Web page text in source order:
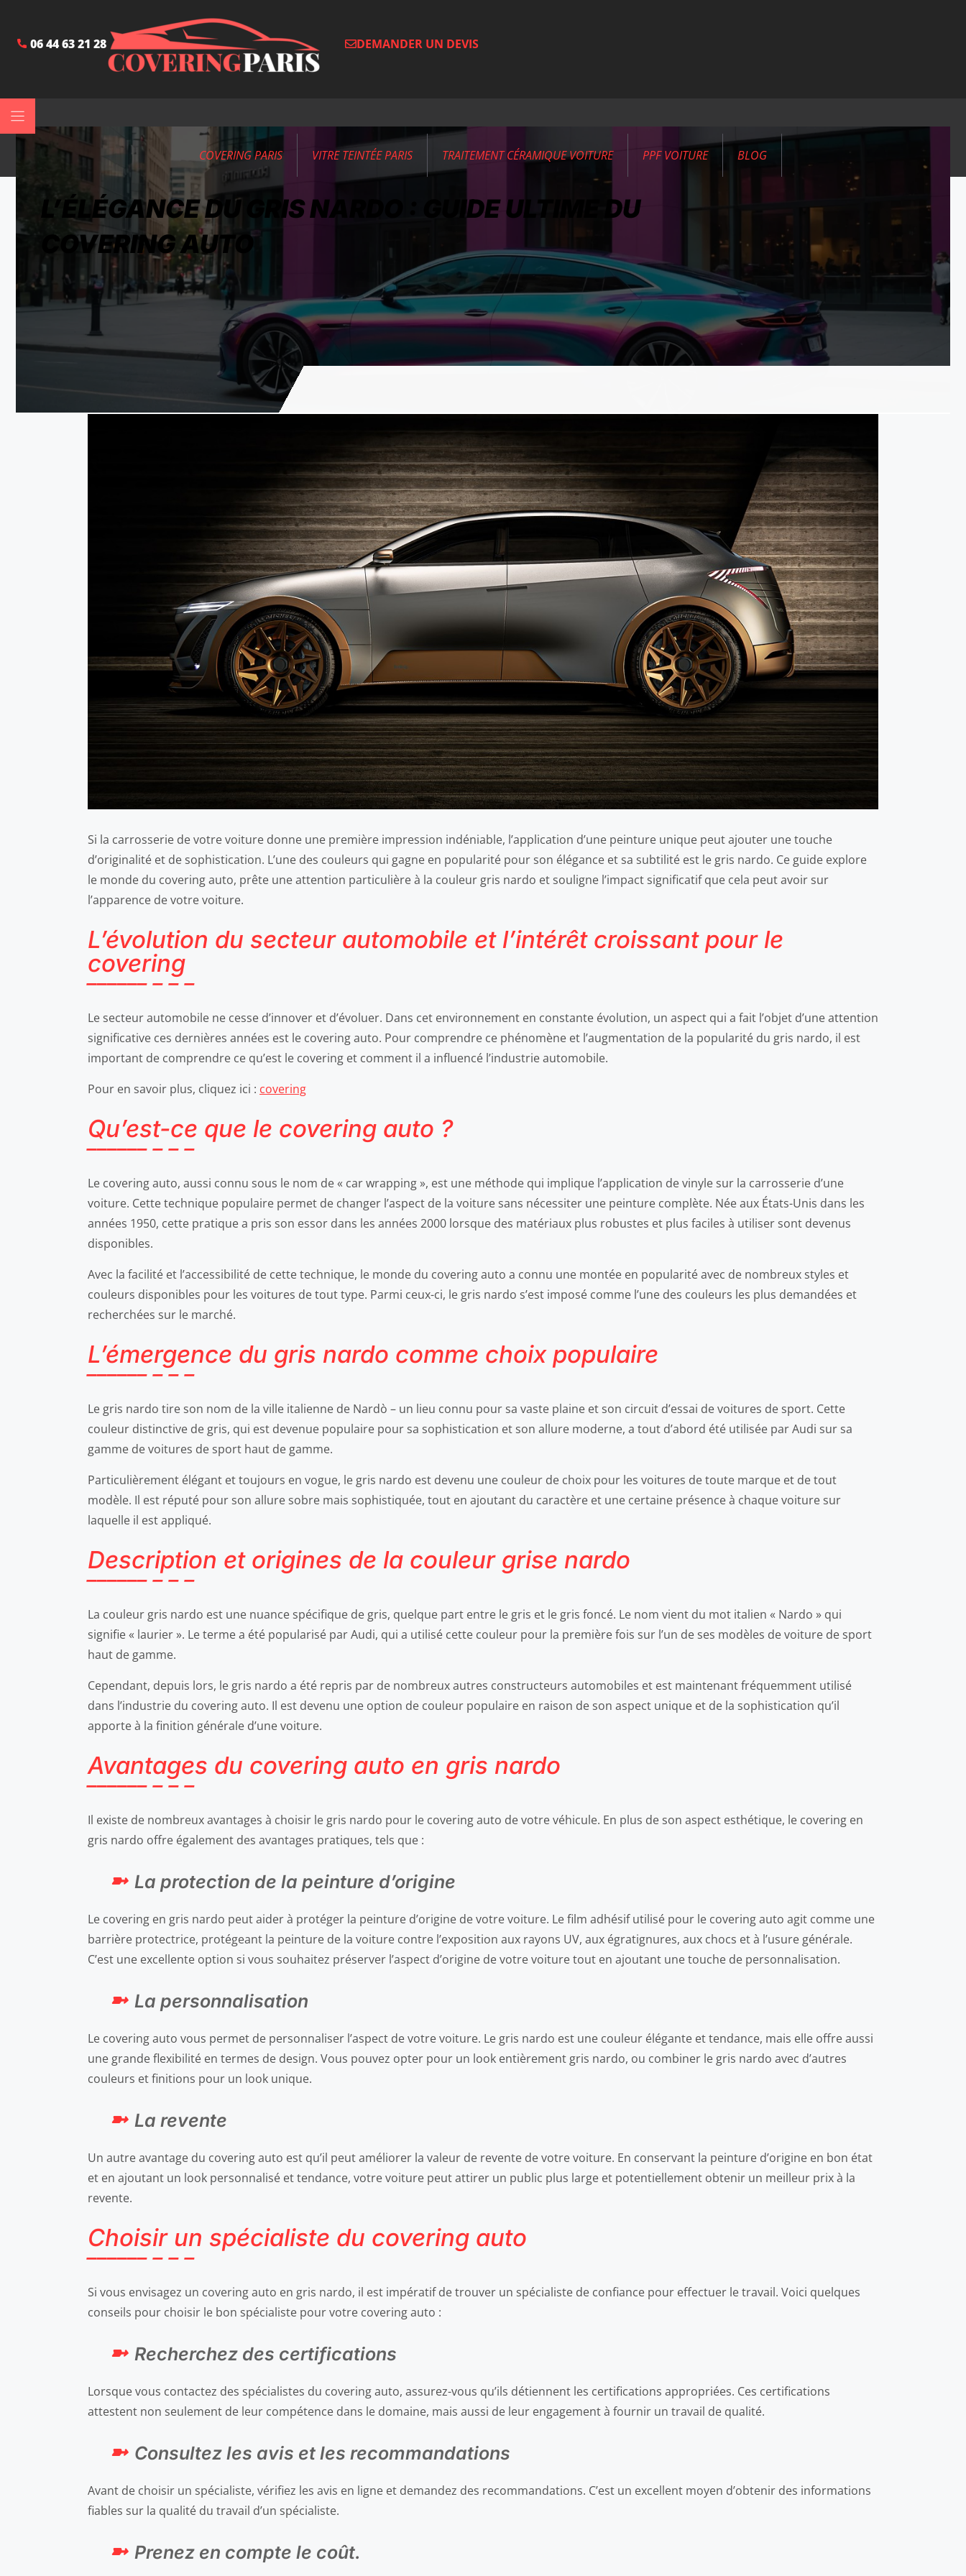
06 44 63 21 28 DEMANDER UN DEVIS
COVERING PARIS VITRE TEINTÉE PARIS TRAITEMENT CÉRAMIQUE VOITURE PPF VOITURE BLOG
L’ÉLÉGANCE DU GRIS NARDO : GUIDE ULTIME DU
COVERING AUTO
Si la carrosserie de votre voiture donne une première impression indéniable, l’application d’une peinture unique peut ajouter une touche
d’originalité et de sophistication. L’une des couleurs qui gagne en popularité pour son élégance et sa subtilité est le gris nardo. Ce guide explore
le monde du covering auto, prête une attention particulière à la couleur gris nardo et souligne l’impact significatif que cela peut avoir sur
l’apparence de votre voiture.
L’évolution du secteur automobile et l’intérêt croissant pour le
covering
Le secteur automobile ne cesse d’innover et d’évoluer. Dans cet environnement en constante évolution, un aspect qui a fait l’objet d’une attention
significative ces dernières années est le covering auto. Pour comprendre ce phénomène et l’augmentation de la popularité du gris nardo, il est
important de comprendre ce qu’est le covering et comment il a influencé l’industrie automobile.
Pour en savoir plus, cliquez ici : covering
Qu’est-ce que le covering auto ?
Le covering auto, aussi connu sous le nom de « car wrapping », est une méthode qui implique l’application de vinyle sur la carrosserie d’une
voiture. Cette technique populaire permet de changer l’aspect de la voiture sans nécessiter une peinture complète. Née aux États-Unis dans les
années 1950, cette pratique a pris son essor dans les années 2000 lorsque des matériaux plus robustes et plus faciles à utiliser sont devenus
disponibles.
Avec la facilité et l’accessibilité de cette technique, le monde du covering auto a connu une montée en popularité avec de nombreux styles et
couleurs disponibles pour les voitures de tout type. Parmi ceux-ci, le gris nardo s’est imposé comme l’une des couleurs les plus demandées et
recherchées sur le marché.
L’émergence du gris nardo comme choix populaire
Le gris nardo tire son nom de la ville italienne de Nardò – un lieu connu pour sa vaste plaine et son circuit d’essai de voitures de sport. Cette
couleur distinctive de gris, qui est devenue populaire pour sa sophistication et son allure moderne, a tout d’abord été utilisée par Audi sur sa
gamme de voitures de sport haut de gamme.
Particulièrement élégant et toujours en vogue, le gris nardo est devenu une couleur de choix pour les voitures de toute marque et de tout
modèle. Il est réputé pour son allure sobre mais sophistiquée, tout en ajoutant du caractère et une certaine présence à chaque voiture sur
laquelle il est appliqué.
Description et origines de la couleur grise nardo
La couleur gris nardo est une nuance spécifique de gris, quelque part entre le gris et le gris foncé. Le nom vient du mot italien « Nardo » qui
signifie « laurier ». Le terme a été popularisé par Audi, qui a utilisé cette couleur pour la première fois sur l’un de ses modèles de voiture de sport
haut de gamme.
Cependant, depuis lors, le gris nardo a été repris par de nombreux autres constructeurs automobiles et est maintenant fréquemment utilisé
dans l’industrie du covering auto. Il est devenu une option de couleur populaire en raison de son aspect unique et de la sophistication qu’il
apporte à la finition générale d’une voiture.
Avantages du covering auto en gris nardo
Il existe de nombreux avantages à choisir le gris nardo pour le covering auto de votre véhicule. En plus de son aspect esthétique, le covering en
gris nardo offre également des avantages pratiques, tels que :
La protection de la peinture d’origine
Le covering en gris nardo peut aider à protéger la peinture d’origine de votre voiture. Le film adhésif utilisé pour le covering auto agit comme une
barrière protectrice, protégeant la peinture de la voiture contre l’exposition aux rayons UV, aux égratignures, aux chocs et à l’usure générale.
C’est une excellente option si vous souhaitez préserver l’aspect d’origine de votre voiture tout en ajoutant une touche de personnalisation.
La personnalisation
Le covering auto vous permet de personnaliser l’aspect de votre voiture. Le gris nardo est une couleur élégante et tendance, mais elle offre aussi
une grande flexibilité en termes de design. Vous pouvez opter pour un look entièrement gris nardo, ou combiner le gris nardo avec d’autres
couleurs et finitions pour un look unique.
La revente
Un autre avantage du covering auto est qu’il peut améliorer la valeur de revente de votre voiture. En conservant la peinture d’origine en bon état
et en ajoutant un look personnalisé et tendance, votre voiture peut attirer un public plus large et potentiellement obtenir un meilleur prix à la
revente.
Choisir un spécialiste du covering auto
Si vous envisagez un covering auto en gris nardo, il est impératif de trouver un spécialiste de confiance pour effectuer le travail. Voici quelques
conseils pour choisir le bon spécialiste pour votre covering auto :
Recherchez des certifications
Lorsque vous contactez des spécialistes du covering auto, assurez-vous qu’ils détiennent les certifications appropriées. Ces certifications
attestent non seulement de leur compétence dans le domaine, mais aussi de leur engagement à fournir un travail de qualité.
Consultez les avis et les recommandations
Avant de choisir un spécialiste, vérifiez les avis en ligne et demandez des recommandations. C’est un excellent moyen d’obtenir des informations
fiables sur la qualité du travail d’un spécialiste.
Prenez en compte le coût.